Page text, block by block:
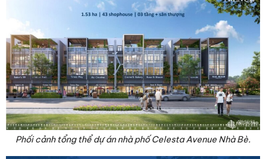
Phối cảnh tổng thể dự án nhà phố Celesta Avenue Nhà Bè.